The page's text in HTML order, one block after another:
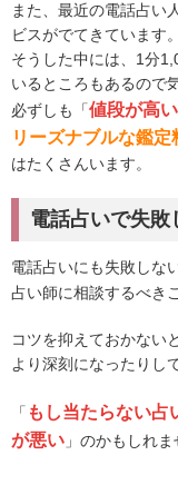
また、最近の電話占い
ビスがでてきています。
そうした中には、1分
いるところもあるので
必ずしも「値段が高
リーズナブルな鑑
はたくさんいます。
電話占いで失敗
電話占いにも失敗しな
占い師に相談するべき
コツを抑えておかない
より深刻になったりし
「 もし当たらない占
が悪い 」のかもしれま